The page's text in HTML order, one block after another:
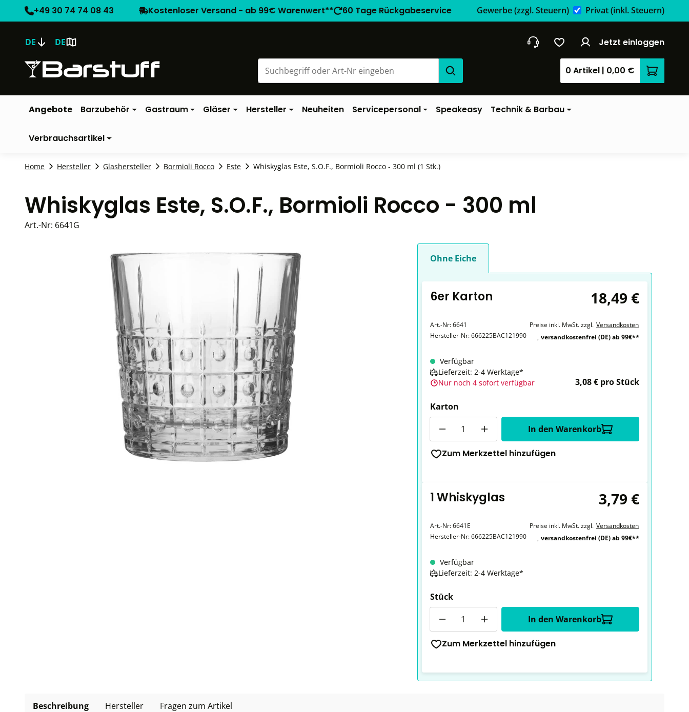
+49 30 74 74 08 43 Kostenloser Versand - ab 99€ Warenwert** 60 Tage Rückgabeservice Gewerbe(zzgl. Steuern) Privat(inkl. Steuern)
DE DE Jetzt einloggen
0 Artikel | 0,00 €
Angebote Barzubehör Gastraum Gläser Hersteller Neuheiten Servicepersonal Speakeasy Technik & Barbau
Verbrauchsartikel
Home Hersteller Glashersteller Bormioli Rocco Este Whiskyglas Este, S.O.F., Bormioli Rocco - 300 ml (1 Stk.)
Whiskyglas Este, S.O.F., Bormioli Rocco - 300 ml
Art.-Nr: 6641G
Ohne Eiche
6er Karton 18,49 €
Art.-Nr:6641
Hersteller-Nr:666225BAC121990
Preise inkl. MwSt. zzgl. Versandkosten
, versandkostenfrei (DE) ab 99€**
Verfügbar
Lieferzeit: 2-4 Werktage*
Nur noch 4 sofort verfügbar
3,08 € pro Stück
Karton
In den Warenkorb
Zum Merkzettel hinzufügen
1 Whiskyglas 3,79 €
Art.-Nr:6641E
Hersteller-Nr:666225BAC121990
Preise inkl. MwSt. zzgl. Versandkosten
, versandkostenfrei (DE) ab 99€**
Verfügbar
Lieferzeit: 2-4 Werktage*
Stück
In den Warenkorb
Zum Merkzettel hinzufügen
Beschreibung Hersteller Fragen zum Artikel